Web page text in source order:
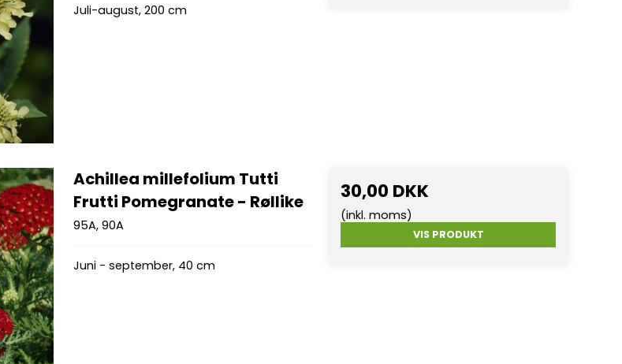
Juli-august, 200 cm
Achillea millefolium Tutti
Frutti Pomegranate - Røllike
95A, 90A
Juni - september, 40 cm
30,00 DKK
(inkl. moms)
VIS PRODUKT